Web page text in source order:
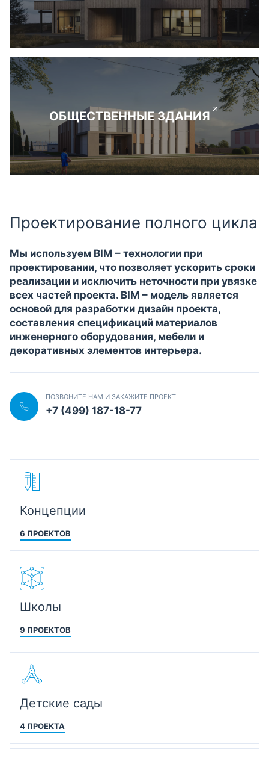
ОБЩЕСТВЕННЫЕ ЗДАНИЯ
Проектирование полного цикла
Мы используем BIM – технологии при
проектировании, что позволяет ускорить сроки
реализации и исключить неточности при увязке
всех частей проекта. BIM – модель является
основой для разработки дизайн проекта,
составления спецификаций материалов
инженерного оборудования, мебели и
декоративных элементов интерьера.
ПОЗВОНИТЕ НАМ И ЗАКАЖИТЕ ПРОЕКТ
+7 (499) 187-18-77
Концепции
6 ПРОЕКТОВ
Школы
9 ПРОЕКТОВ
Детские сады
4 ПРОЕКТА